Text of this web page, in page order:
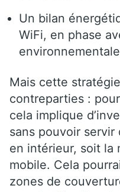
Un bilan
WiFi, en phase
Mais cette
contreparties :
cela implique
sans pouvoir
en intérieur, soit la
mobile. Cela
zones de